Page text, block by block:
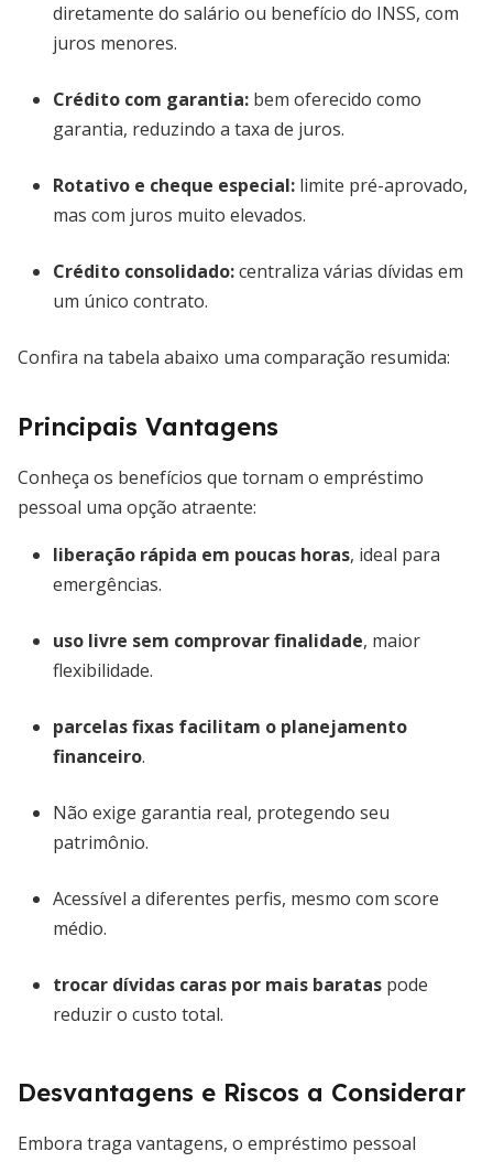
diretamente do salário ou benefício do INSS, com
juros menores.
Crédito com garantia: bem oferecido como
garantia, reduzindo a taxa de juros.
Rotativo e cheque especial: limite pré-aprovado,
mas com juros muito elevados.
Crédito consolidado:centraliza várias dívidas em
um único contrato.
Confira na tabela abaixo uma comparação resumida:
Principais Vantagens
Conheça os benefícios que tornam o empréstimo
pessoal uma opção atraente:
liberação rápida em poucas horas, ideal para
emergências.
uso livre sem comprovar finalidade, maior
flexibilidade.
parcelas fixas facilitam o planejamento
financeiro.
Não exige garantia real, protegendo seu
patrimônio.
Acessível a diferentes perfis, mesmo com score
médio.
trocar dívidas caras por mais baratas pode
reduzir o custo total.
Desvantagens e Riscos a Considerar
Embora traga vantagens, o empréstimo pessoal